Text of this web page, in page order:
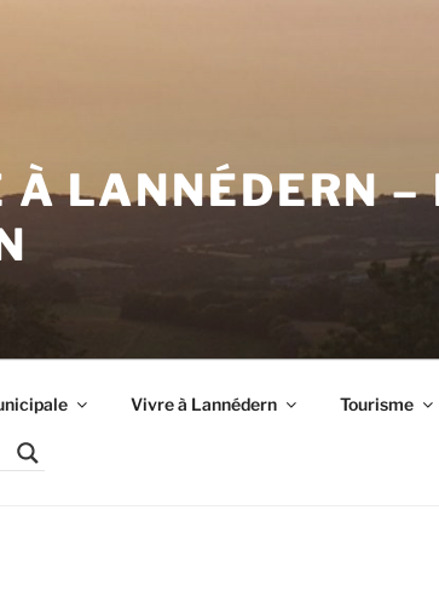
LANNÉDERN –
Vivre à Lannédern Tourisme